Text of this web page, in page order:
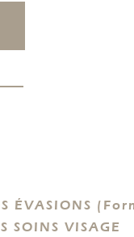
ÉVASIONS
SOINS VISAGE